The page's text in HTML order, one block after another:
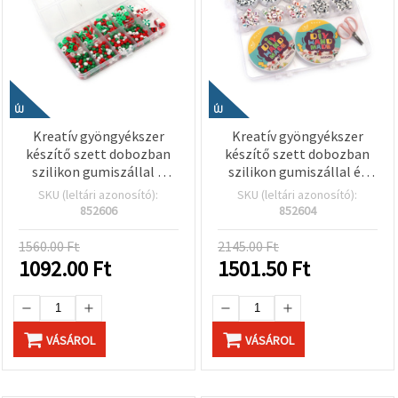
ÚJ
Kreatív gyöngyékszer
készítő szett dobozban
szilikon gumiszállal –
fehér, zöld, piros
színekben
SKU (leltári azonosító):
852606
1560.00 Ft
1092.00 Ft
VÁSÁROL
ÚJ
Kreatív gyöngyékszer
készítő szett dobozban
szilikon gumiszállal és
ollóval – vegyes színek
(assorted)
SKU (leltári azonosító):
852604
2145.00 Ft
1501.50 Ft
VÁSÁROL